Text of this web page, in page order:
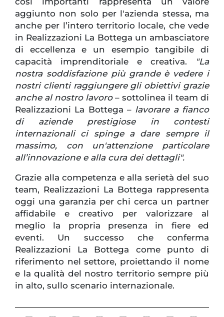
aggiunto non solo per l'azienda stessa, ma
anche per l’intero territorio locale, che vede
in Realizzazioni La Bottega un ambasciatore
di eccellenza e un esempio tangibile di
capacità imprenditoriale e creativa.
"La
nostra soddisfazione più grande è vedere i
nostri clienti raggiungere gli obiettivi grazie
anche al nostro lavoro– sottolinea il team di
Realizzazioni La Bottega – lavorare a fianco
di aziende prestigiose in contesti
internazionali ci spinge a dare sempre il
massimo, con un'attenzione particolare
all’innovazione e alla cura dei dettagli".
Grazie alla competenza e alla serietà del suo
team, Realizzazioni La Bottega rappresenta
oggi una garanzia per chi cerca un partner
affidabile e creativo per valorizzare al
meglio la propria presenza in fiere ed
eventi. Un successo che conferma
Realizzazioni La Bottega come punto di
riferimento nel settore, proiettando il nome
e la qualità del nostro territorio sempre più
in alto, sullo scenario internazionale.